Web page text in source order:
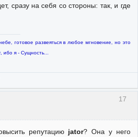
сразу на себя со стороны: так, и где
готовое развеяться в любое мгновение, но это
ибо я - Сущность...
17
репутацию jator? Она у него